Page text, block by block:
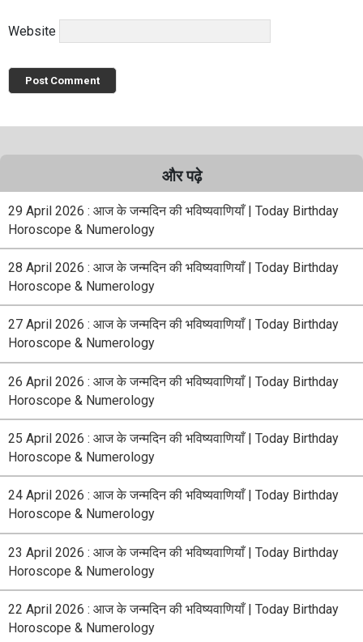
Website
और पढ़े
29 April 2026 : आज के जन्मदिन की भविष्यवाणियाँ | Today Birthday
Horoscope & Numerology
28 April 2026 : आज के जन्मदिन की भविष्यवाणियाँ | Today Birthday
Horoscope & Numerology
27 April 2026 : आज के जन्मदिन की भविष्यवाणियाँ | Today Birthday
Horoscope & Numerology
26 April 2026 : आज के जन्मदिन की भविष्यवाणियाँ | Today Birthday
Horoscope & Numerology
25 April 2026 : आज के जन्मदिन की भविष्यवाणियाँ | Today Birthday
Horoscope & Numerology
24 April 2026 : आज के जन्मदिन की भविष्यवाणियाँ | Today Birthday
Horoscope & Numerology
23 April 2026 : आज के जन्मदिन की भविष्यवाणियाँ | Today Birthday
Horoscope & Numerology
22 April 2026 : आज के जन्मदिन की भविष्यवाणियाँ | Today Birthday
Horoscope & Numerology